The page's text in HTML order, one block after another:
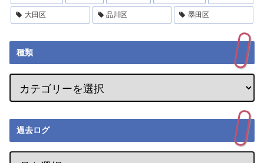
大田区 品川区 墨田区
種類
過去ログ